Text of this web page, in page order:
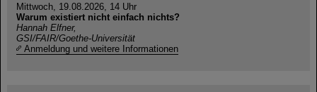
Mittwoch, 19.08.2026, 14 Uhr
Warum existiert nicht einfach nichts?
Hannah Elfner,
GSI/FAIR/Goethe-Universität
Anmeldung und weitere Informationen